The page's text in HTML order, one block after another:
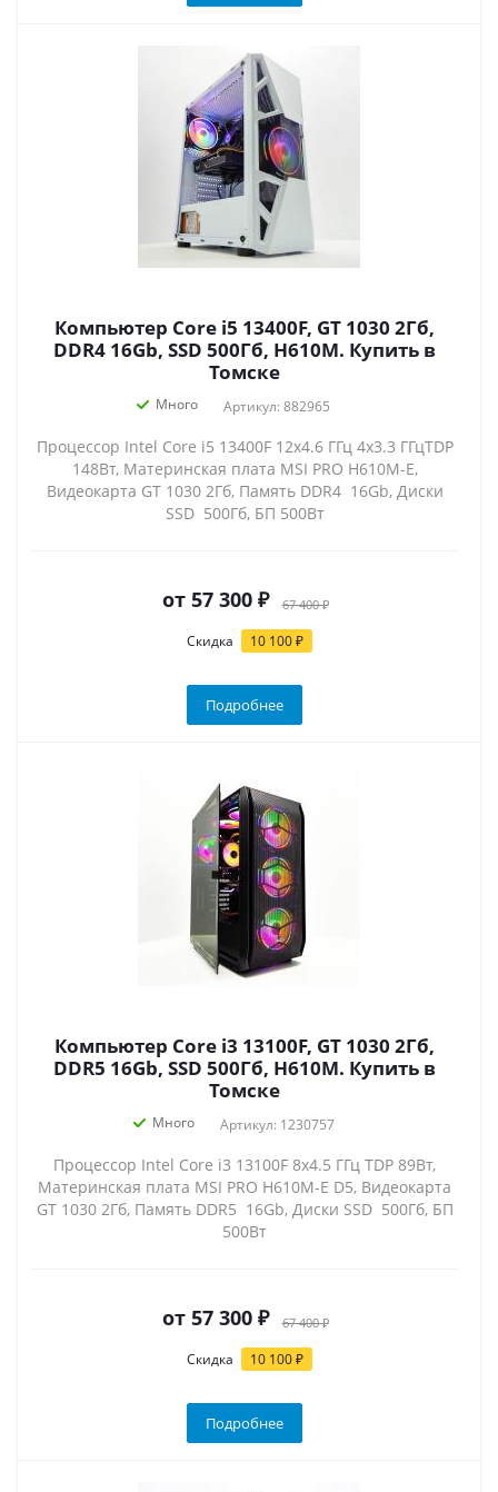
Компьютер Core i5 13400F, GT 1030 2Гб,
DDR4 16Gb, SSD 500Гб, H610M. Купить в
Томске
Много Артикул: 882965
Процессор Intel Core i5 13400F 12x4.6 ГГц 4x3.3 ГГцTDP
148Вт, Материнская плата MSI PRO H610M-E,
Видеокарта GT 1030 2Гб, Память DDR4 16Gb, Диски
SSD 500Гб, БП 500Вт
от 57 300 ₽ 67 400 ₽
Скидка 10 100 ₽
Подробнее
Компьютер Core i3 13100F, GT 1030 2Гб,
DDR5 16Gb, SSD 500Гб, H610M. Купить в
Томске
Много Артикул: 1230757
Процессор Intel Core i3 13100F 8x4.5 ГГц TDP 89Вт,
Материнская плата MSI PRO H610M-E D5, Видеокарта
GT 1030 2Гб, Память DDR5 16Gb, Диски SSD 500Гб, БП
500Вт
от 57 300 ₽ 67 400 ₽
Скидка 10 100 ₽
Подробнее